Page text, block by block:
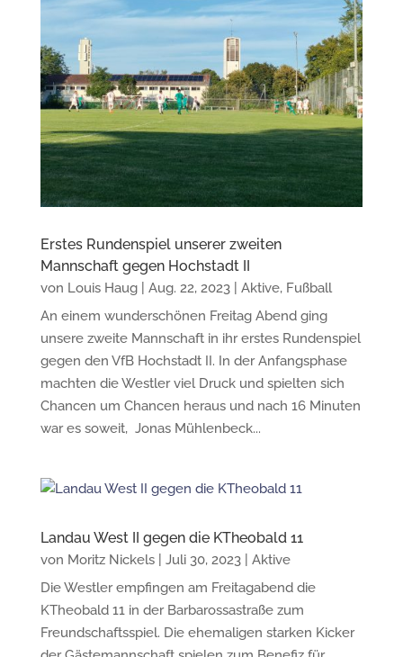
Erstes Rundenspiel unserer zweiten
Mannschaft gegen Hochstadt II
von Louis Haug| Aug. 22, 2023| Aktive, Fußball
An einem wunderschönen Freitag Abend ging
unsere zweite Mannschaft in ihr erstes Rundenspiel
gegen den VfB Hochstadt II. In der Anfangsphase
machten die Westler viel Druck und spielten sich
Chancen um Chancen heraus und nach 16 Minuten
war es soweit, Jonas Mühlenbeck...
Landau West II gegen die KTheobald 11
von Moritz Nickels| Juli 30, 2023| Aktive
Die Westler empfingen am Freitagabend die
KTheobald 11 in der Barbarossastraße zum
Freundschaftsspiel. Die ehemaligen starken Kicker